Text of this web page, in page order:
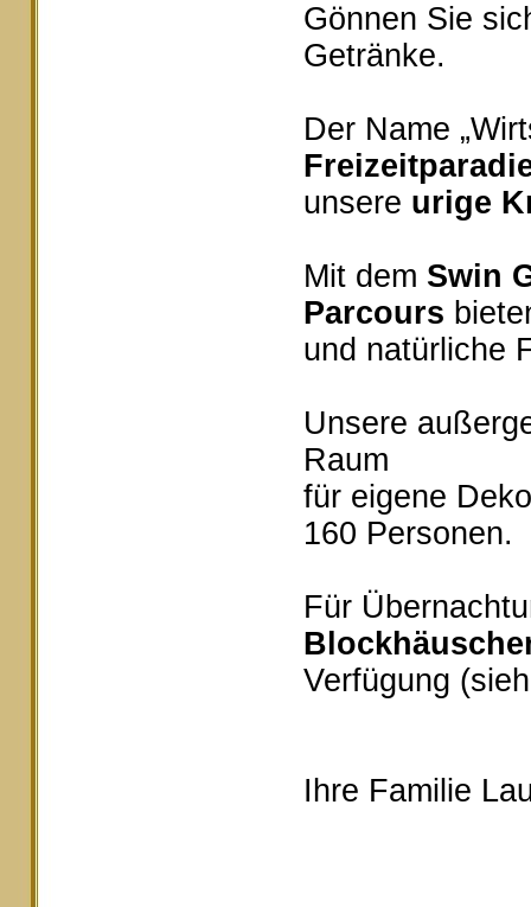
Gönnen Sie
Getränke.
Der Name
unsere urige
Mit dem Swin
Parcours
und natürliche
Unsere
Raum
für eigene
160 Personen.
Für
Verfügung
Ihre Familie